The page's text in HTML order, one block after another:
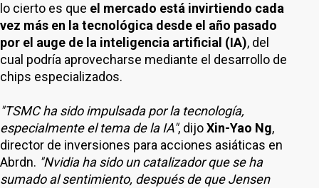
lo cierto es que el mercado está invirtiendo cada
vez más en la tecnológica desde el año pasado
por el auge de la inteligencia artificial (IA), del
cual podría aprovecharse mediante el desarrollo de
chips especializados.
"TSMC ha sido impulsada por la tecnología,
especialmente el tema de la IA", dijoXin-Yao Ng,
director de inversiones para acciones asiáticas en
Abrdn. "Nvidia ha sido un catalizador que se ha
sumado al sentimiento, después de que Jensen